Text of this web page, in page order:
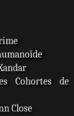
Cohortes de
Close